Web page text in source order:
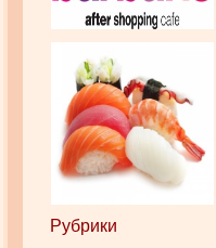
Рубрики